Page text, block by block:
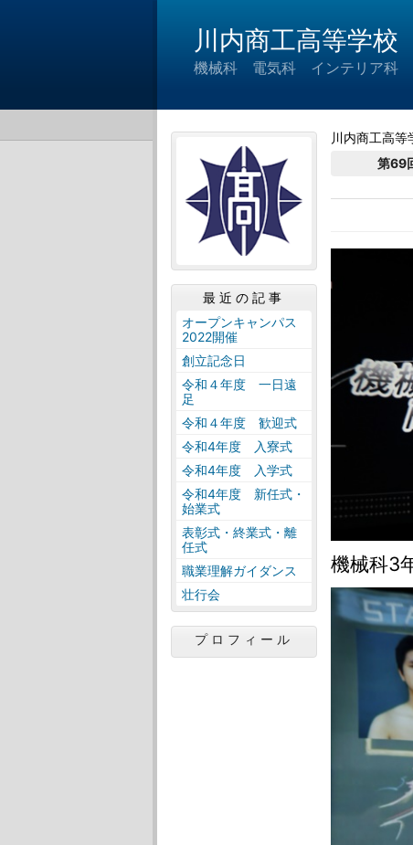
川内商工高等学
機械科 電気科 インテリア科
川内商工高
第
機械科3
最近の記事
オープンキャンパス
2022開催
創立記念日
令和４年度 一日遠
足
令和４年度 歓迎式
令和4年度 入寮式
令和4年度 入学式
令和4年度 新任式・
始業式
表彰式・終業式・離
任式
職業理解ガイダンス
壮行会
プロフィール